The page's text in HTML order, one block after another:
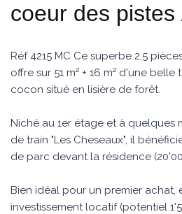
coeur des pistes
Réf 4215 MC Ce superbe 2,5
offre sur 51 m² + 16 m² d'une
cocon situé en lisière de forêt.
Niché au 1er étage et à quelques
de train "Les Cheseaux", il
de parc devant la résidence
Bien idéal pour un premier achat,
investissement locatif (potentiel